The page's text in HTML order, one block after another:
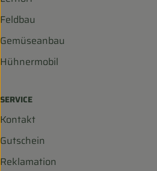
Feldbau
Gemüseanbau
Hühnermobil
SERVICE
Kontakt
Gutschein
Reklamation